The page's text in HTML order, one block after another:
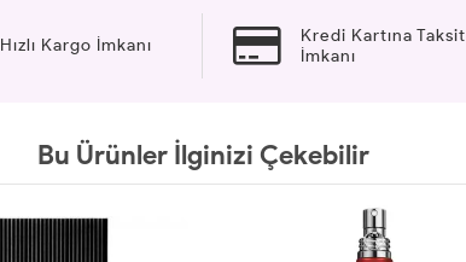
Hızlı Kargo İmkanı
Kredi Kartına Taksit
İmkanı
Bu Ürünler İlginizi Çekebilir